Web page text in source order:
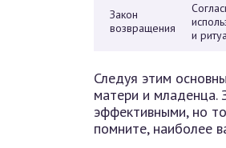
Закон
возвращения
и
Следуя этим
матери и младенца.
эффективными, но
помните, наиболее